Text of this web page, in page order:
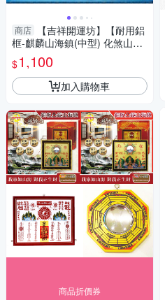
商店
【吉祥開運坊】【耐用鋁
框-麒麟山海鎮(中型) 化煞山海
鎮中型 居家化煞 鎮宅】開光 擇
日
$1,100
加入購物車
商品折價券